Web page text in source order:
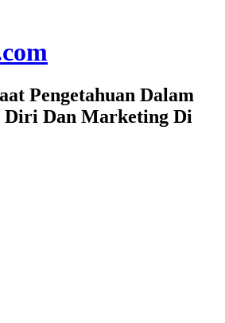
Pengetahuan Dalam
Diri Dan Marketing Di